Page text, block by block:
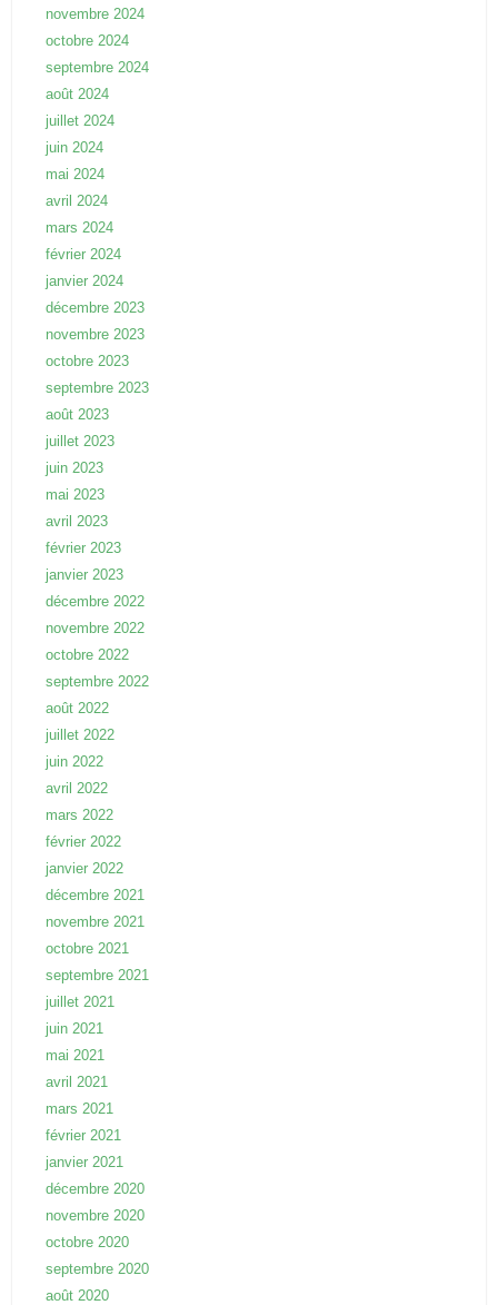
novembre 2024
octobre 2024
septembre 2024
août 2024
juillet 2024
juin 2024
mai 2024
avril 2024
mars 2024
février 2024
janvier 2024
décembre 2023
novembre 2023
octobre 2023
septembre 2023
août 2023
juillet 2023
juin 2023
mai 2023
avril 2023
février 2023
janvier 2023
décembre 2022
novembre 2022
octobre 2022
septembre 2022
août 2022
juillet 2022
juin 2022
avril 2022
mars 2022
février 2022
janvier 2022
décembre 2021
novembre 2021
octobre 2021
septembre 2021
juillet 2021
juin 2021
mai 2021
avril 2021
mars 2021
février 2021
janvier 2021
décembre 2020
novembre 2020
octobre 2020
septembre 2020
août 2020